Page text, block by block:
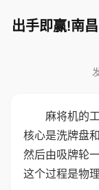
出手即赢!南
麻将机的
核心是洗牌盘
然后由吸牌轮
这个过程是物